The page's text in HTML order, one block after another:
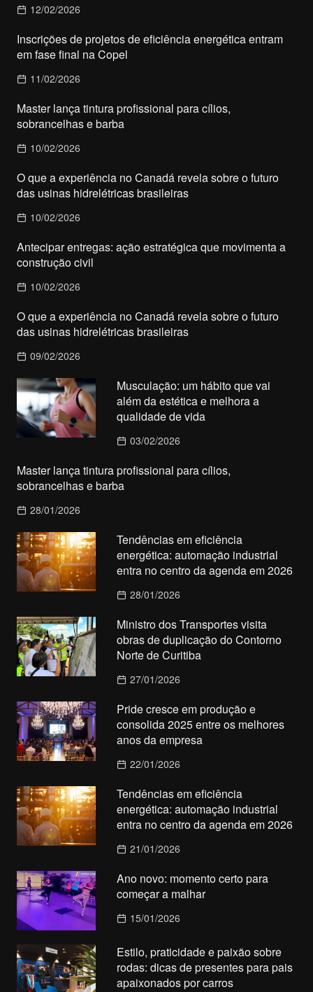
12/02/2026
Inscrições de projetos de eficiência energética entram
em fase final na Copel
11/02/2026
Master lança tintura profissional para cílios,
sobrancelhas e barba
10/02/2026
O que a experiência no Canadá revela sobre o futuro
das usinas hidrelétricas brasileiras
10/02/2026
Antecipar entregas: ação estratégica que movimenta a
construção civil
10/02/2026
O que a experiência no Canadá revela sobre o futuro
das usinas hidrelétricas brasileiras
09/02/2026
Musculação: um hábito que vai
além da estética e melhora a
qualidade de vida
03/02/2026
Master lança tintura profissional para cílios,
sobrancelhas e barba
28/01/2026
Tendências em eficiência
energética: automação industrial
entra no centro da agenda em 2026
28/01/2026
Ministro dos Transportes visita
obras de duplicação do Contorno
Norte de Curitiba
27/01/2026
Pride cresce em produção e
consolida 2025 entre os melhores
anos da empresa
22/01/2026
Tendências em eficiência
energética: automação industrial
entra no centro da agenda em 2026
21/01/2026
Ano novo: momento certo para
começar a malhar
15/01/2026
Estilo, praticidade e paixão sobre
rodas: dicas de presentes para pais
apaixonados por carros